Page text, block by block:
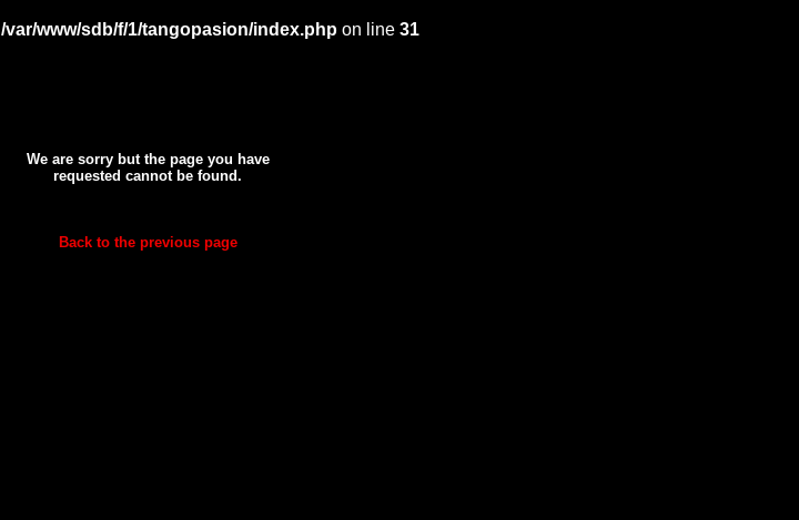
/var/www/sdb/f/1/tangopasion/index.php on line 31
We are sorry but the page you have
requested cannot be found.
Back to the previous page